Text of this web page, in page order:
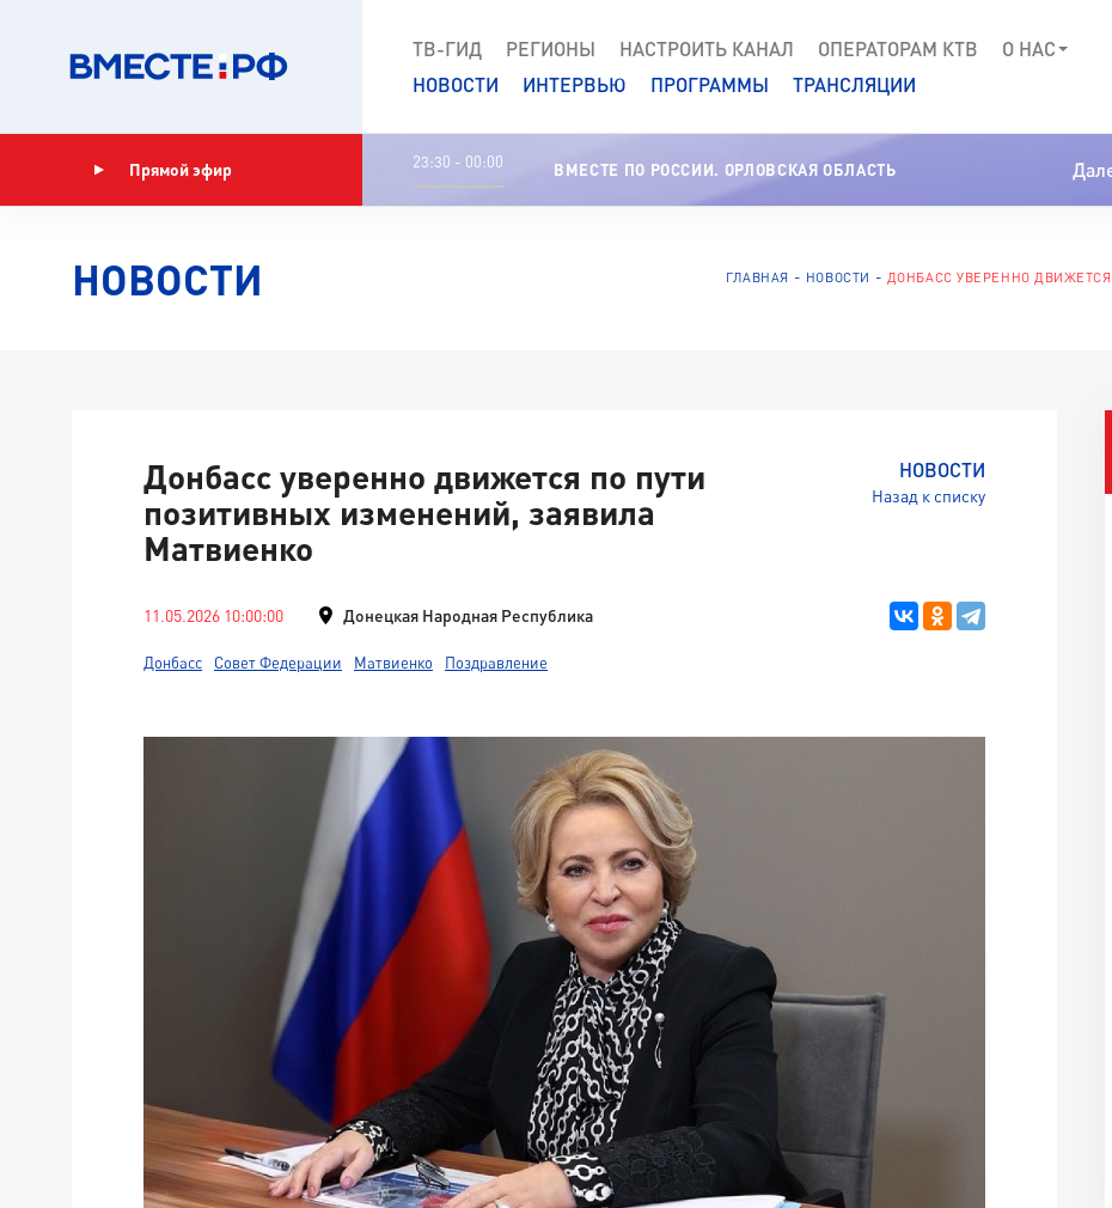
ТВ-ГИД РЕГИОНЫ НАСТРОИТЬ КАНАЛ ОПЕРАТОРАМ КТВ
О НАС
НОВОСТИ
ИНТЕРВЬЮ ПРОГРАММЫ ТРАНСЛЯЦИИ
Прямой эфир 23:30 - 00:00 ВМЕСТЕ ПО РОССИИ. ОРЛОВСКАЯ ОБЛАСТЬ
НОВОСТИ ГЛАВНАЯ НОВОСТИ ДОНБАСС УВЕРЕННО
НОВОСТИ
Назад к списку
Донбасс уверенно движется по пути
позитивных изменений, заявила
Матвиенко
11.05.2026 10:00:00 Донецкая Народная Республика
Донбасс Совет Федерации Матвиенко Поздравление